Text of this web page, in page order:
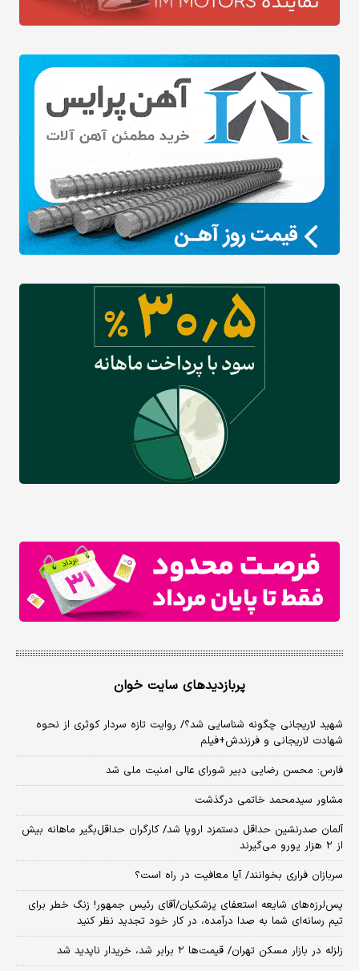
پربازدیدهای سایت خوان
شهید لاریجانی چگونه شناسایی شد؟/ روایت تازه سردار کوثری از نحوه
شهادت لاریجانی و فرزندش+فیلم
فارس: محسن رضایی دبیر شورای عالی امنیت ملی شد
مشاور سیدمحمد خاتمی درگذشت
آلمان صدرنشین حداقل دستمزد اروپا شد/ کارگران حداقل‌بگیر ماهانه بیش
از ۲ هزار یورو می‌گیرند
سربازان فراری بخوانند/ آیا معافیت در راه است؟
پس‌لرزه‌های شایعه استعفای پزشکیان/آقای رئیس جمهور! زنگ خطر برای
تیم رسانه‌ای شما به صدا درآمده، در کار خود تجدید نظر کنید
زلزله در بازار مسکن تهران/ قیمت‌ها ۲ برابر شد، خریدار ناپدید شد